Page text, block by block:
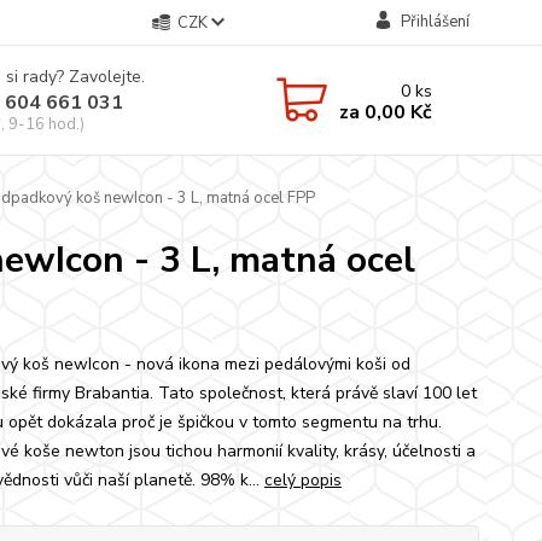
CZK Přihlášení
si rady? Zavolejte.
604 661 031
9-16 hod.)
0ks
za 0,00 Kč
koš newIcon - 3 L, matná ocel FPP
- 3 L, matná ocel
koš newIcon - nová ikona mezi pedálovými koši od
firmy Brabantia. Tato společnost, která právě slaví 100 let
opět dokázala proč je špičkou v tomto segmentu na trhu.
koše newton jsou tichou harmonií kvality, krásy, účelnosti a
vůči naší planetě. 98% k... celý popis